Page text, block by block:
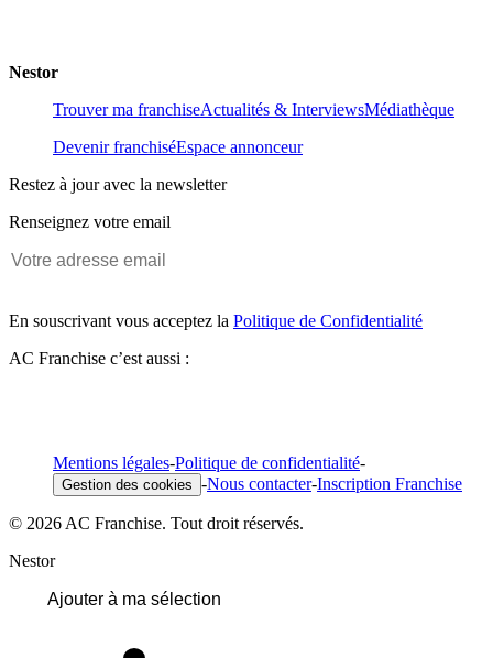
Nestor
Trouver ma franchiseActualités & InterviewsMédiathèque
Devenir franchiséEspace annonceur
Restez à jour avec la newsletter
Renseignez votre email
En souscrivant vous acceptez la Politique de Confidentialité
AC Franchise c’est aussi :
Mentions légales-Politique de confidentialité-
Gestion des cookies -Nous contacter-Inscription Franchise
© 2026 AC Franchise. Tout droit réservés.
Nestor
Ajouter à ma sélection